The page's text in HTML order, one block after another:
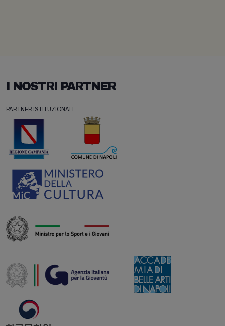
I NOSTRI PARTNER
PARTNER ISTITUZIONALI